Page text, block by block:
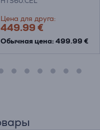
Цена для друга:
449.99 €
Обычная цена: 499.99 €